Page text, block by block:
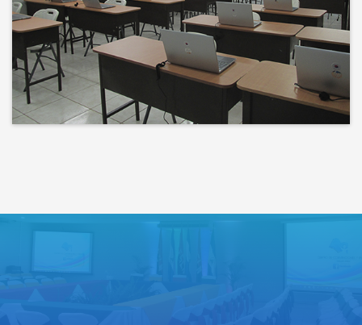
Bienvenidos a un espacio donde
las ideas cobran voz y el
conocimiento se comparte
todos tus mañanas